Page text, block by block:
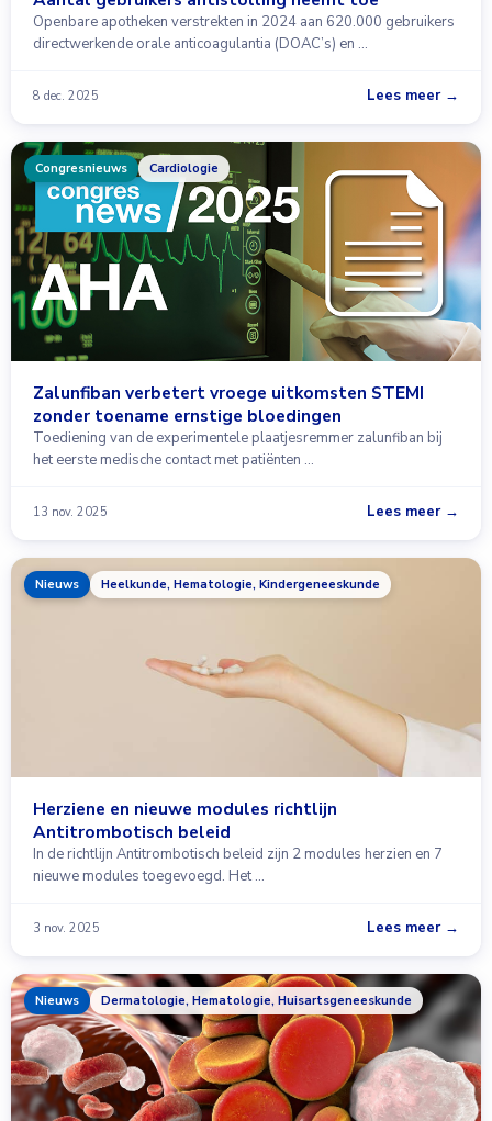
Openbare apotheken verstrekten in 2024 aan 620.000 gebruikers
directwerkende orale anticoagulantia (DOAC’s) en …
8 dec. 2025 Lees meer →
Congresnieuws Cardiologie
Zalunfiban verbetert vroege uitkomsten STEMI
zonder toename ernstige bloedingen
Toediening van de experimentele plaatjesremmer zalunfiban bij
het eerste medische contact met patiënten …
13 nov. 2025 Lees meer →
Nieuws Heelkunde, Hematologie, Kindergeneeskunde
Herziene en nieuwe modules richtlijn
Antitrombotisch beleid
In de richtlijn Antitrombotisch beleid zijn 2 modules herzien en 7
nieuwe modules toegevoegd. Het …
3 nov. 2025 Lees meer →
Nieuws Dermatologie, Hematologie, Huisartsgeneeskunde